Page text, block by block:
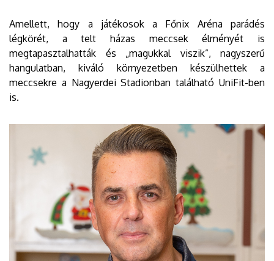
Amellett, hogy a játékosok a Főnix Aréna parádés
légkörét, a telt házas meccsek élményét is
megtapasztalhatták és „magukkal viszik”, nagyszerű
hangulatban, kiváló környezetben készülhettek a
meccsekre a Nagyerdei Stadionban található UniFit-ben
is.